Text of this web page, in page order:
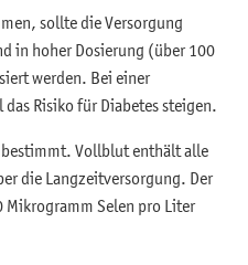
sollte die Versorgung
in hoher Dosierung (über 100
werden. Bei einer
Risiko für Diabetes steigen.
Vollblut enthält alle
die Langzeitversorgung. Der
Mikrogramm Selen pro Liter